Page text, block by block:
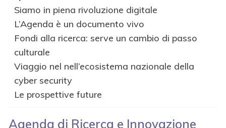
Siamo in piena rivoluzione digitale
L’Agenda è un documento vivo
Fondi alla ricerca: serve un cambio di passo
culturale
Viaggio nel nell’ecosistema nazionale della
cyber security
Le prospettive future
Agenda di Ricerca e Innovazione